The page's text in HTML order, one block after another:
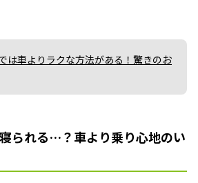
は車よりラクな方法がある！驚きのお
られる…？車より乗り心地のい